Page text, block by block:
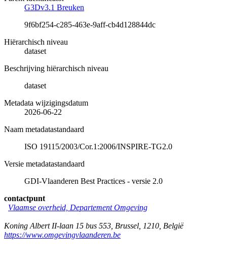
G3Dv3.1 Breuken
9f6bf254-c285-463e-9aff-cb4d128844dc
Hiërarchisch niveau
dataset
Beschrijving hiërarchisch niveau
dataset
Metadata wijzigingsdatum
2026-06-22
Naam metadatastandaard
ISO 19115/2003/Cor.1:2006/INSPIRE-TG2.0
Versie metadatastandaard
GDI-Vlaanderen Best Practices - versie 2.0
contactpunt
Vlaamse overheid, Departement Omgeving
Koning Albert II-laan 15 bus 553 Brussel 1210 België
https://www.omgevingvlaanderen.be